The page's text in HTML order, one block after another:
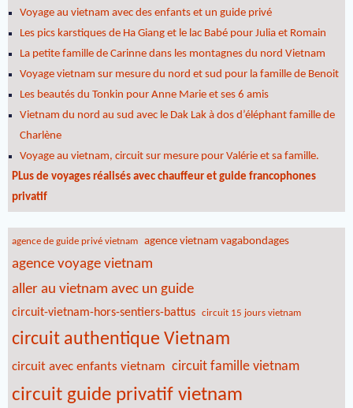
Voyage au vietnam avec des enfants et un guide privé
Les pics karstiques de Ha Giang et le lac Babé pour Julia et Romain
La petite famille de Carinne dans les montagnes du nord Vietnam
Voyage vietnam sur mesure du nord et sud pour la famille de Benoit
Les beautés du Tonkin pour Anne Marie et ses 6 amis
Vietnam du nord au sud avec le Dak Lak à dos d’éléphant famille de
Charlène
Voyage au vietnam, circuit sur mesure pour Valérie et sa famille.
PLus de voyages réalisés avec chauffeur et guide francophones
privatif
agence de guide privé vietnam agence vietnam vagabondages
agence voyage vietnam
aller au vietnam avec un guide
circuit-vietnam-hors-sentiers-battus circuit 15 jours vietnam
circuit authentique Vietnam
circuit avec enfants vietnam circuit famille vietnam
circuit guide privatif vietnam